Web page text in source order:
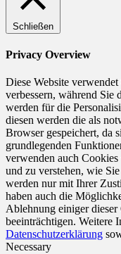
Schließen
Privacy Overview
Diese Website
verbessern, während Sie
werden für die
diesen werden die als
Browser gespeichert, da
grundlegenden
verwenden auch
und zu verstehen, wie
werden nur mit Ihrer
haben auch die
Ablehnung einiger
beeinträchtigen. Weitere
Datenschutzerklärung
Necessary